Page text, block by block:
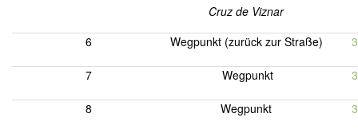
Cruz de Viznar
6 Wegpunkt (zurück zur Straße)
7 Wegpunkt
8 Wegpunkt